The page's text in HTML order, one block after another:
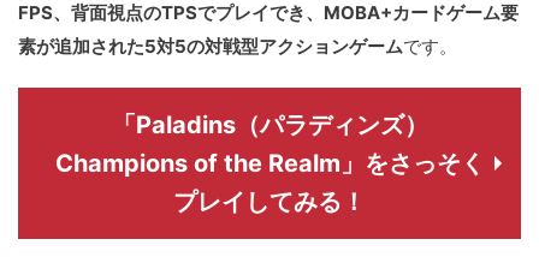
FPS、背面視点のTPSでプレイでき、MOBA+カードゲーム要
素が追加された5対5の対戦型アクションゲームです。
「Paladins（パラディンズ）
Champions of the Realm」をさっそく
プレイしてみる！